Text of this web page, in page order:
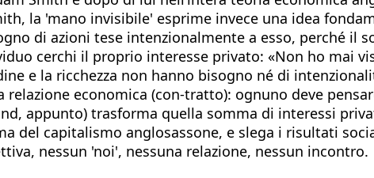
la 'mano invisibile' esprime invece una idea
di azioni tese intenzionalmente a esso, perché il
cerchi il proprio interesse privato: «Non ho mai
e la ricchezza non hanno bisogno né di
economica (con-tratto): ognuno deve
appunto) trasforma quella somma di interessi
del capitalismo anglosassone, e slega i risultati
nessun 'noi', nessuna relazione, nessun incontro.